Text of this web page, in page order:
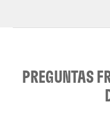
PREGUNTAS